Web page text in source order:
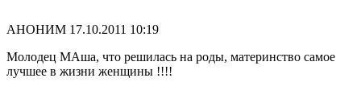
АНОНИМ 17.10.2011 10:19
Молодец МАша, что решилась на роды, материнство самое
лучшее в жизни женщины !!!!